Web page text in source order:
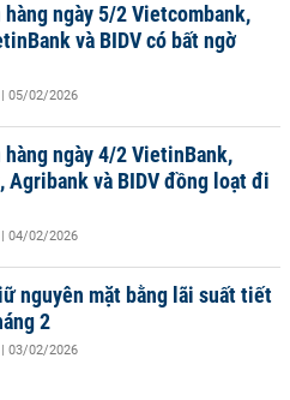
hàng ngày 5/2 Vietcombank,
và BIDV có bất ngờ
| 05/02/2026
hàng ngày 4/2 VietinBank,
Agribank và BIDV đồng loạt đi
| 04/02/2026
nguyên mặt bằng lãi suất tiết
2
| 03/02/2026